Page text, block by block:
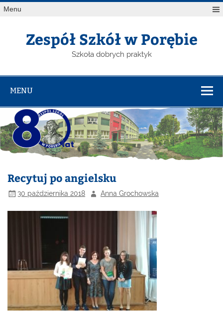
Menu
Zespół Szkół w Porębie
Szkoła dobrych praktyk
MENU
Recytuj po angielsku
30 października 2018 Anna Grochowska